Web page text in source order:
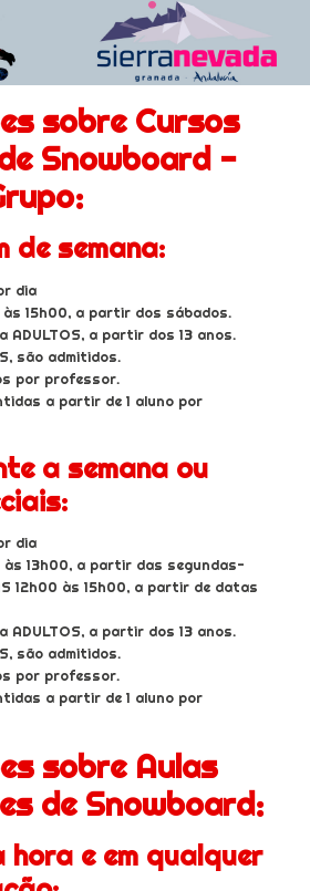
sobre Cursos
Snowboard -
de semana:
dia
às 15h00, a partir dos sábados.
ADULTOS, a partir dos 13 anos.
são admitidos.
por professor.
a partir de 1 aluno por
a semana ou
dia
às 13h00, a partir das segundas-
12h00 às 15h00, a partir de datas
ADULTOS, a partir dos 13 anos.
são admitidos.
por professor.
a partir de 1 aluno por
sobre Aulas
de Snowboard:
hora e em qualquer